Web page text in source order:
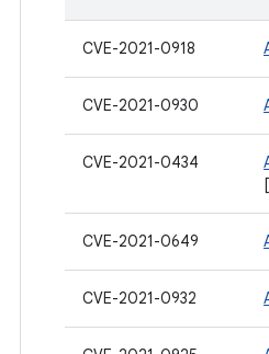
CVE-2021-0918
CVE-2021-0930
CVE-2021-0434
[
CVE-2021-0649
CVE-2021-0932